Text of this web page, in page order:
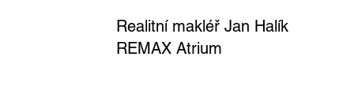
Realitní makléř Jan Halík
REMAX Atrium